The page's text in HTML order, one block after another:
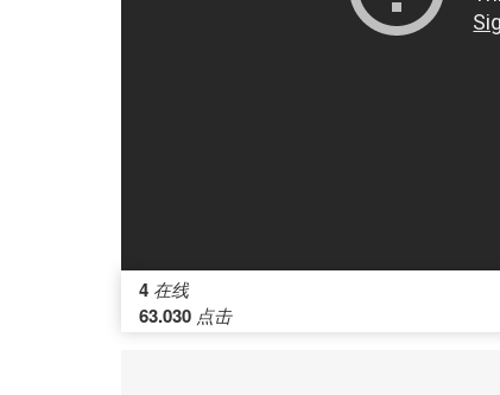
4 在线
63.030 点击